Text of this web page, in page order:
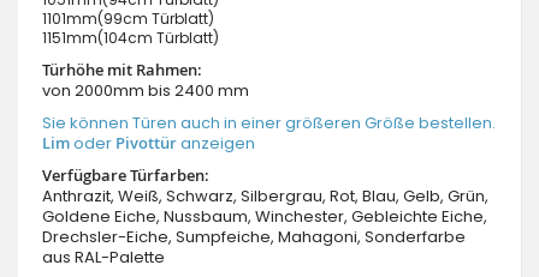
1101mm(99cm Türblatt)
1151mm(104cm Türblatt)
Türhöhe mit Rahmen:
von 2000mm bis 2400 mm
Sie können Türen auch in einer größeren Größe bestellen.
Limoder Pivottüranzeigen
Verfügbare Türfarben:
Anthrazit, Weiß, Schwarz, Silbergrau, Rot, Blau, Gelb, Grün,
Goldene Eiche, Nussbaum, Winchester, Gebleichte Eiche,
Drechsler-Eiche, Sumpfeiche, Mahagoni, Sonderfarbe
aus RAL-Palette